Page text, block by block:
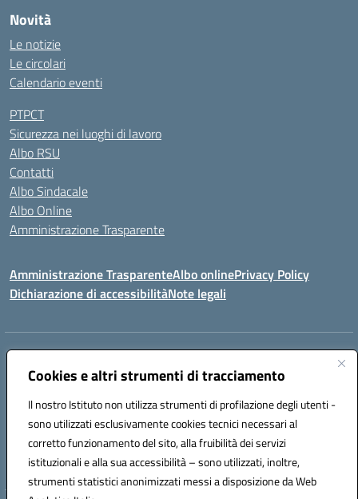
Cookies e altri strumenti di tracciamento
Il nostro Istituto non utilizza strumenti di profilazione degli utenti -
sono utilizzati esclusivamente cookies tecnici necessari al
corretto funzionamento del sito, alla fruibilità dei servizi
istituzionali e alla sua accessibilità – sono utilizzati, inoltre,
strumenti statistici anonimizzati messi a disposizione da Web
Novità
Le notizie
Le circolari
Calendario eventi
PTPCT
Sicurezza nei luoghi di lavoro
Albo RSU
Contatti
Albo Sindacale
Albo Online
Amministrazione Trasparente
Amministrazione TrasparenteAlbo onlinePrivacy Policy
Dichiarazione di accessibilitàNote legali
Centralino:
Posta elettronica certificata (PEC):tpis02200a@pec.istruzione.it
Codice fiscale: 93066580817
Codice meccanografico:TPIS02200A
VIA CESARÒ, 36 - 91016 ERICE - CASA SANTA (TP)
Telefono: 0923569559